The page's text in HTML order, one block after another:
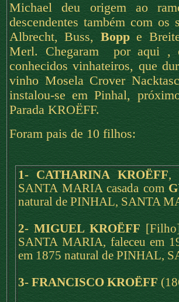
Michael deu origem ao
descendentes também com
Albrecht, Buss, Boppe
Merl. Chegaram por aqui ,
conhecidos vinhateiros, que
vinho Mosela Crover
instalou-se em Pinhal,
Parada KROËFF.
Foram pais de 10 filhos:
1- CATHARINA KROËFF,
SANTA MARIA casada com
natural de PINHAL, SANTA
2- MIGUEL KROËFF
SANTA MARIA, faleceu em
em 1875 natural de PINHAL,
3- FRANCISCO KROËFF